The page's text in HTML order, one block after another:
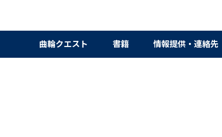
曲輪クエスト 書籍 情報提供・連絡先